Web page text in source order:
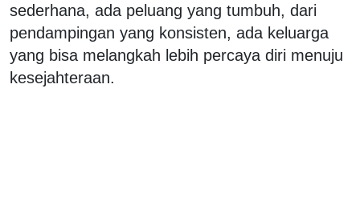
sederhana, ada peluang yang tumbuh, dari
pendampingan yang konsisten, ada keluarga
yang bisa melangkah lebih percaya diri menuju
kesejahteraan.